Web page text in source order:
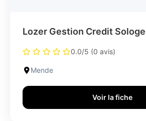
Lozer Gestion Credit
0.0/5 (0 avis)
Mende
Voir la fiche